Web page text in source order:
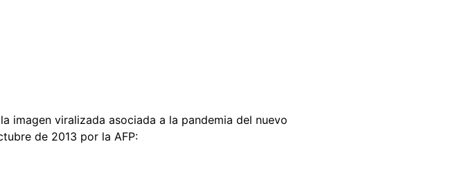
imagen viralizada asociada a la pandemia del nuevo
de 2013 por la AFP: